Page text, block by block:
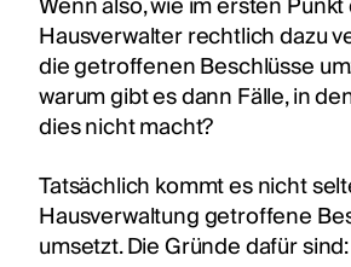
Hausverwalter rechtlich dazu
die getroffenen Beschlüsse
warum gibt es dann Fälle, in
dies nicht macht?
Tatsächlich kommt es nicht
Hausverwaltung getroffene
umsetzt. Die Gründe dafür sind: